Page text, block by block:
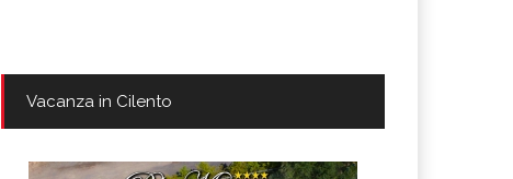
Vacanza in Cilento